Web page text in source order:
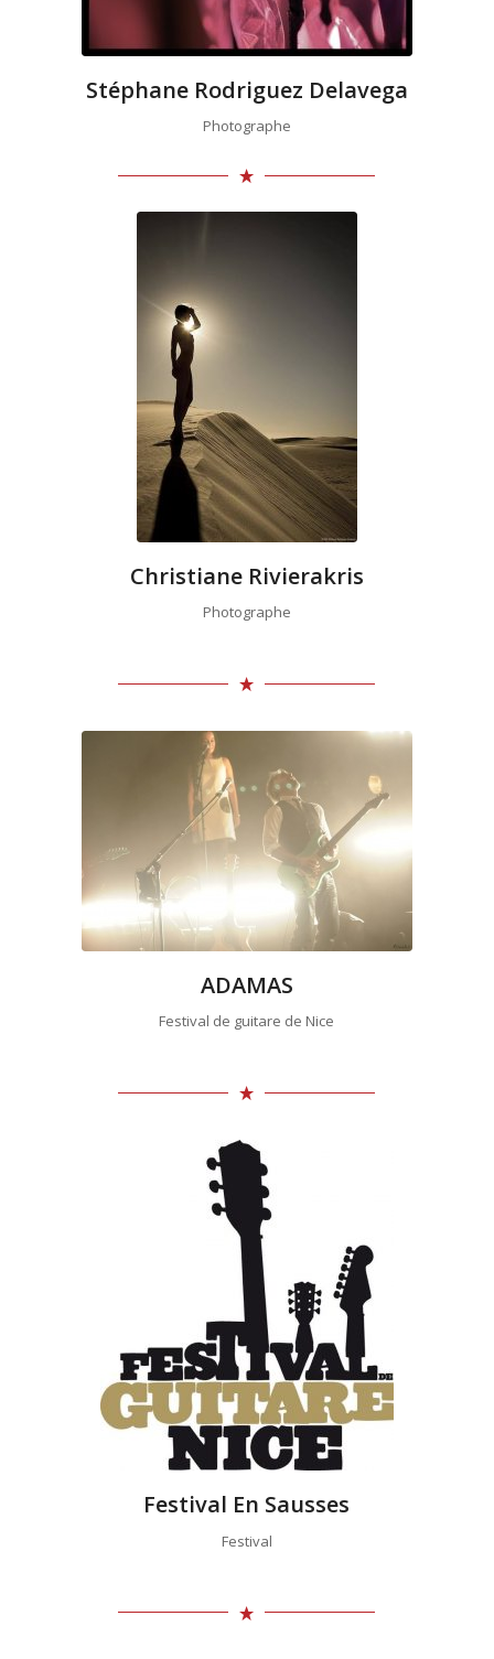
Stéphane Rodriguez Delavega
Photographe
Christiane Rivierakris
Photographe
ADAMAS
Festival de guitare de Nice
Festival En Sausses
Festival